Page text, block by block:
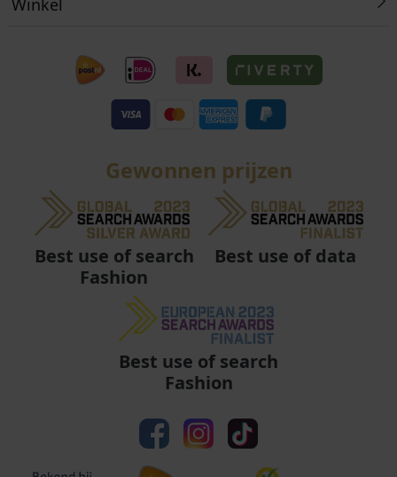
Winkel
Gewonnen prijzen
Best use of search
Fashion
Best use of data
Best use of search
Fashion